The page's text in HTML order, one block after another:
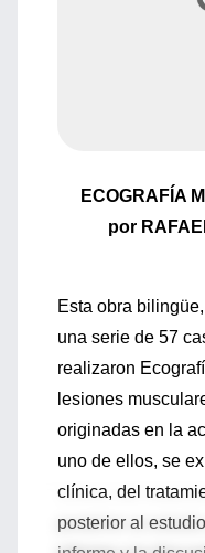
ECOGRAFÍA
por
Esta obra
una serie de 57
realizaron
lesiones
originadas en la
uno de ellos, se
clínica, del
posterior al